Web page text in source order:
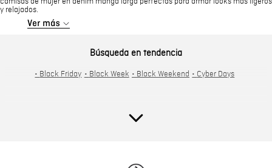
y relajados.
Búsqueda en tendencia
• Black Friday • Black Week • Black Weekend • Cyber Days